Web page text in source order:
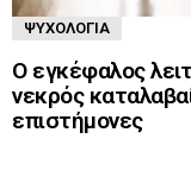
ΨΥΧΟΛΟΓΊΑ
Ο εγκέφαλος
νεκρός
επιστήμονες